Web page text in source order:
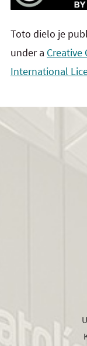
Toto dielo je
under a
International